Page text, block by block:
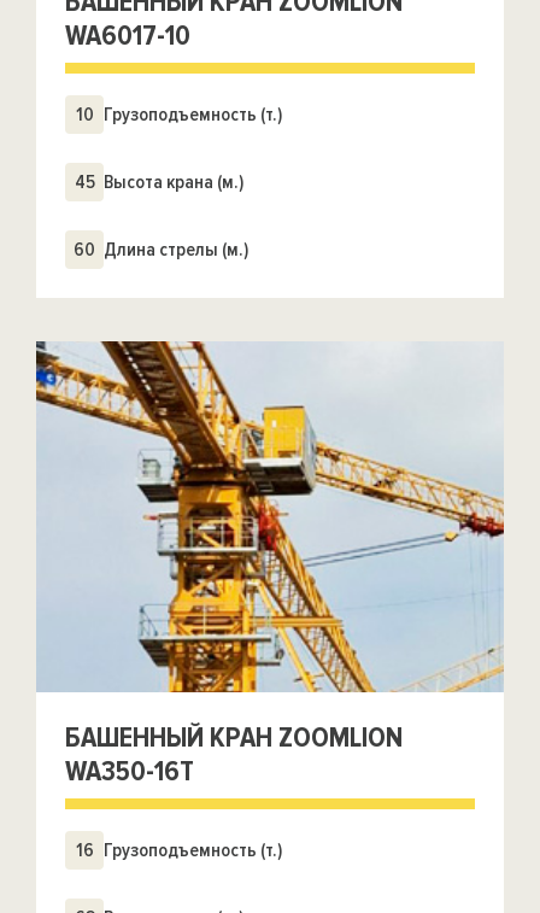
WA6017-10
10 Грузоподъемность (т.)
45 Высота крана (м.)
60 Длина стрелы (м.)
БАШЕННЫЙ КРАН ZOOMLION
WA350-16T
16 Грузоподъемность (т.)